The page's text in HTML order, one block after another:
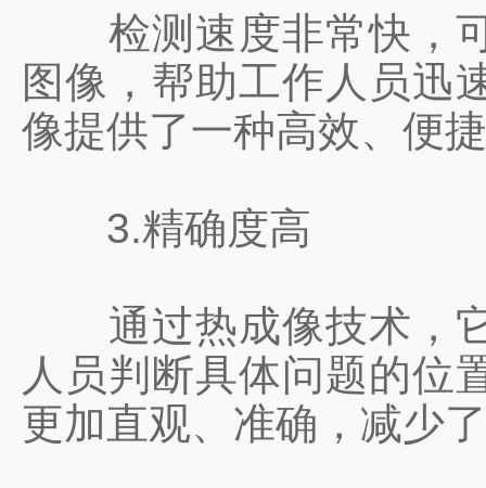
检测速度非常快，可
图像，帮助工作人员迅
像提供了一种高效、便
3.精确度高
通过热成像技术，它
人员判断具体问题的位
更加直观、准确，减少